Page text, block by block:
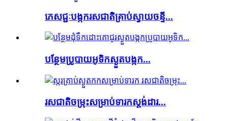
ភេសជ្ជៈបង្កករសជាតិគ្រាប់ស្វាយចន្ទី...
បន្ថែមប្រូបាយអូទិកស្ងួតបង្កក...
រសជាតិចម្រុះសម្រាប់ទារកស្តង់ដារ...